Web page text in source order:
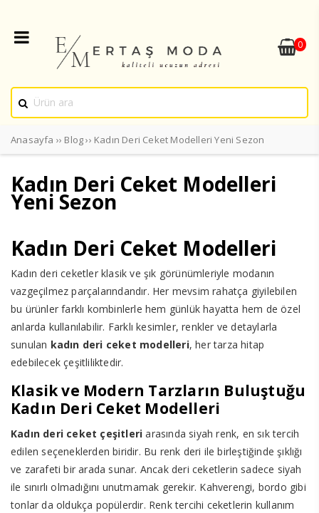
0
Anasayfa ›› Blog›› Kadın Deri Ceket Modelleri Yeni Sezon
Kadın Deri Ceket Modelleri
Yeni Sezon
Kadın Deri Ceket Modelleri
Kadın deri ceketler klasik ve şık görünümleriyle modanın
vazgeçilmez parçalarındandır. Her mevsim rahatça giyilebilen
bu ürünler farklı kombinlerle hem günlük hayatta hem de özel
anlarda kullanılabilir. Farklı kesimler, renkler ve detaylarla
sunulan kadın deri ceket modelleri, her tarza hitap
edebilecek çeşitliliktedir.
Klasik ve Modern Tarzların Buluştuğu
Kadın Deri Ceket Modelleri
Kadın deri ceket çeşitleri arasında siyah renk, en sık tercih
edilen seçeneklerden biridir. Bu renk deri ile birleştiğinde şıklığı
ve zarafeti bir arada sunar. Ancak deri ceketlerin sadece siyah
ile sınırlı olmadığını unutmamak gerekir. Kahverengi, bordo gibi
tonlar da oldukça popülerdir. Renk tercihi ceketlerin kullanım